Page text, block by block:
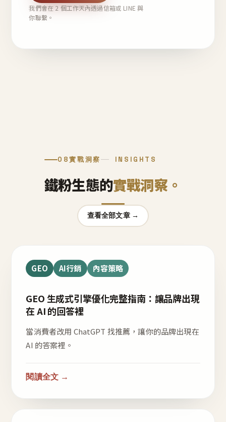
我們會在 2 個工作天內透過信箱或 LINE 與
你聯繫。
08實戰洞察 INSIGHTS
鐵粉生態的實戰洞察。
查看全部文章 →
GEO AI行銷 內容策略
GEO 生成式引擎優化完整指南：讓品牌出現
在 AI 的回答裡
當消費者改用 ChatGPT 找推薦，讓你的品牌出現在
AI 的答案裡。
閱讀全文 →